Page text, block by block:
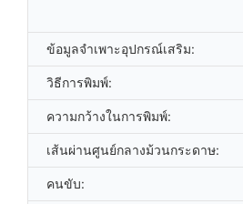
ข้อมูลจำเพาะอุปกรณ์เสริม:
วิธีการพิมพ์:
ความกว้างในการพิมพ์:
เส้นผ่านศูนย์กลางม้วนกระดาษ:
คนขับ: